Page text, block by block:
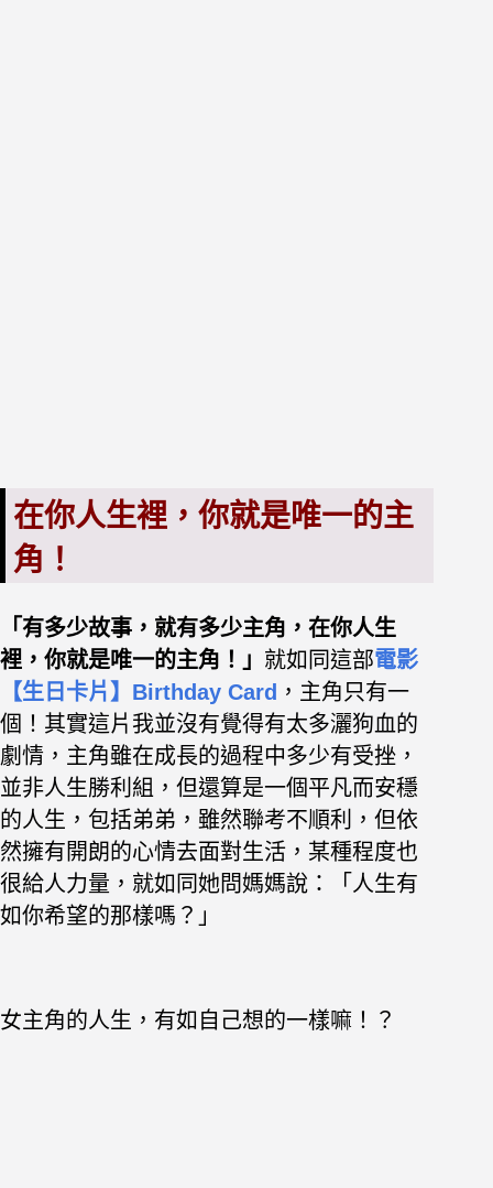
在你人生裡，你就是唯一的主
角！
「有多少故事，就有多少主角，在你人生
裡，你就是唯一的主角！」 就如同這部電影
【生日卡片】Birthday Card ，主角只有一
個！其實這片我並沒有覺得有太多灑狗血的
劇情，主角雖在成長的過程中多少有受挫，
並非人生勝利組，但還算是一個平凡而安穩
的人生，包括弟弟，雖然聯考不順利，但依
然擁有開朗的心情去面對生活，某種程度也
很給人力量，就如同她問媽媽說：「人生有
如你希望的那樣嗎？」
女主角的人生，有如自己想的一樣嘛！？